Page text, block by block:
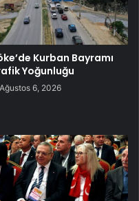
Kurban Bayramı
Yoğunluğu
Ağustos 6, 2026